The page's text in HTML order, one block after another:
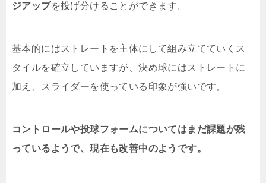
ジアップを投げ分けることができます。
基本的にはストレートを主体にして組み立てていくス
タイルを確立していますが、決め球にはストレートに
加え、スライダーを使っている印象が強いです。
コントロールや投球フォームについてはまだ課題が残
っているようで、現在も改善中のようです。